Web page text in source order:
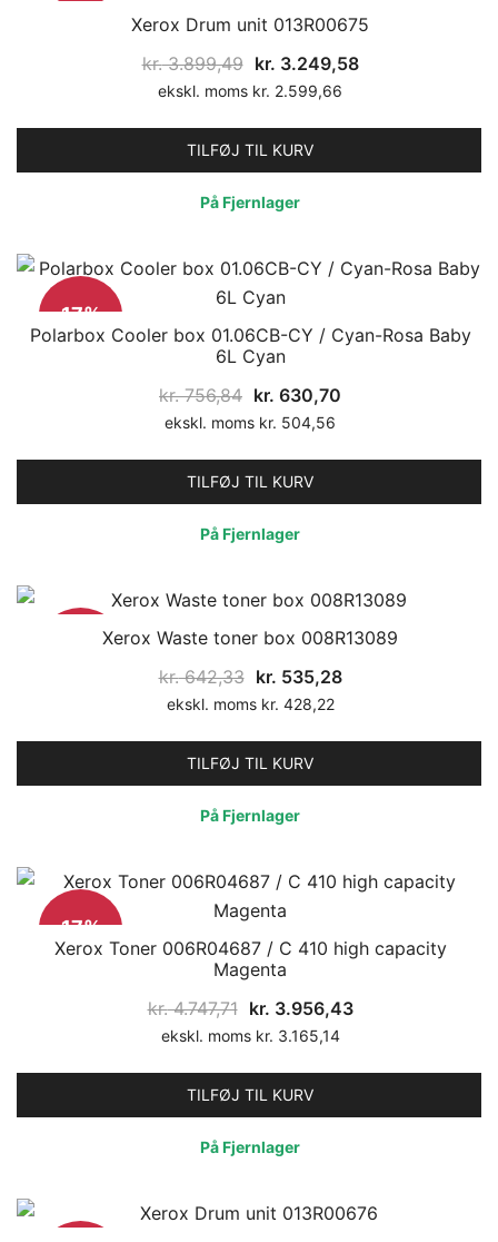
Xerox Drum unit 013R00675
kr.3.899,49 Den
oprindelige
var:
kr. 3.899,49.
kr. 3.249,58Den
kr. 3.249,58.
ekskl. moms kr. 2.599,66
TILFØJ TIL KURV
På Fjernlager
17%
Polarbox Cooler box 01.06CB-CY / Cyan-Rosa Baby
6L Cyan
kr.756,84 Den
oprindelige
var:
kr. 756,84.
kr. 630,70
kr. 630,70.
ekskl. moms kr. 504,56
TILFØJ TIL KURV
På Fjernlager
Xerox Waste toner box 008R13089
kr.642,33 Den
oprindelige
var:
kr. 642,33.
kr. 535,28Den
kr. 535,28.
ekskl. moms kr. 428,22
TILFØJ TIL KURV
På Fjernlager
17%
Xerox Toner 006R04687 / C 410 high capacity
Magenta
kr.4.747,71 Den
oprindelige
var:
kr. 4.747,71.
kr. 3.956,43Den
kr. 3.956,43.
ekskl. moms kr. 3.165,14
TILFØJ TIL KURV
På Fjernlager